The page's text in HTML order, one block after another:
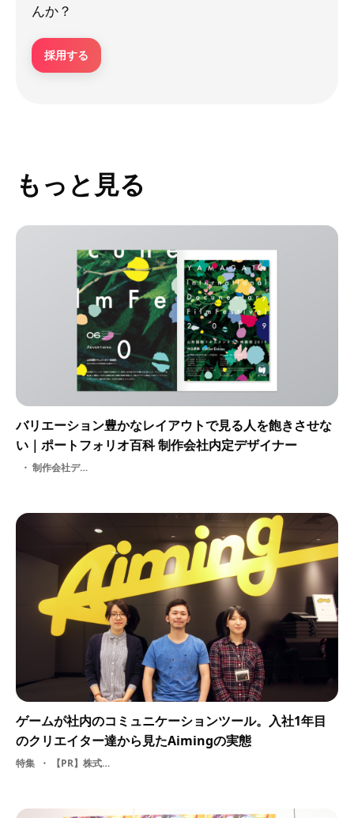
んか？
採用する
もっと見る
バリエーション豊かなレイアウトで見る人を飽きさせな
い｜ポートフォリオ百科 制作会社内定デザイナー
制作会社デザイナー
ゲームが社内のコミュニケーションツール。入社1年目
のクリエイター達から見たAimingの実態
特集 【PR】株式会社Aiming・ 就活・ イラストレーター・ 3D・ グラフィッカー・ ソーシャルゲーム・ 大学・ 専門学校・ 採用